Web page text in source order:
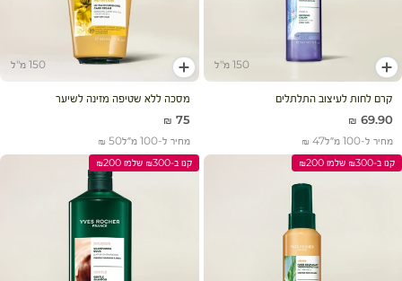
150 מ"ל
הוסף לעגלה
קרם לחות לעיצוב התלתלים
מחיר מבצע
69.90 ₪
מחיר ל-100 מ״ל 47 ₪
150 מ"ל
הוסף לעגלה
מסכה ללא שטיפה מזינה לשיער
מחיר מבצע
75 ₪
מחיר ל-100 מ״ל 50 ₪
קנו ב-₪300 שלמו ₪200 קנו ב-₪300 שלמו ₪200